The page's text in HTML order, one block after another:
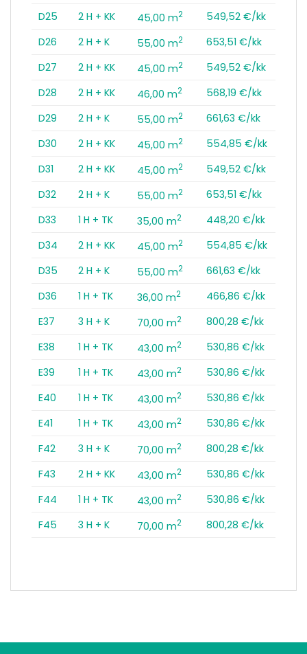
D25
2 H + KK 45,00 m2
549,52 €/kk
D26
2 H + K 55,00 m2
653,51 €/kk
D27
2 H + KK 45,00 m2
549,52 €/kk
D28
2 H + KK 46,00 m2
568,19 €/kk
D29
2 H + K 55,00 m2
661,63 €/kk
D30
2 H + KK 45,00 m2
554,85 €/kk
D31
2 H + KK 45,00 m2
549,52 €/kk
D32
2 H + K 55,00 m2
653,51 €/kk
D33
1 H + TK 35,00 m2
448,20 €/kk
D34
2 H + KK 45,00 m2
554,85 €/kk
D35
2 H + K 55,00 m2
661,63 €/kk
D36
1 H + TK 36,00 m2
466,86 €/kk
E37
3 H + K 70,00 m2
800,28 €/kk
E38
1 H + TK 43,00 m2
530,86 €/kk
E39
1 H + TK 43,00 m2
530,86 €/kk
E40
1 H + TK 43,00 m2
530,86 €/kk
E41
1 H + TK 43,00 m2
530,86 €/kk
F42
3 H + K 70,00 m2
800,28 €/kk
F43
2 H + KK 43,00 m2
530,86 €/kk
F44
1 H + TK 43,00 m2
530,86 €/kk
F45
3 H + K 70,00 m2 800,28 €/kk